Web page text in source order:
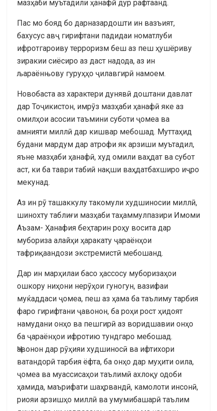
мазҳаби муътадили ҳанафӣ дур рафтаанд.
Пас мо бояд бо дарназардошти ин вазъият,
бахусус авҷ гирифтани падидаи номатлуби
ифротгароиву терроризм беш аз пеш ҳушёриву
зиракии сиёсиро аз даст надода, аз ин
љараёнњову гуруҳҳо ҷилавгирӣ намоем.
Новобаста аз характери дунявӣ доштани давлат
дар Тоҷикистон, имрӯз мазҳаби ҳанафӣ яке аз
омилҳои асосии таъмини суботи ҷомеа ва
амнияти миллӣ дар кишвар мебошад. Муттаҳид
будани мардум дар атрофи як арзиши муътадил,
яъне мазҳаби ҳанафӣ, худ омили ваҳдат ва субот
аст, ки ба таври табиӣ нақши ваҳдатбахширо иҷро
мекунад.
Аз ин рӯ ташаккулу такомули худшиносии миллӣ,
шинохту таблиғи мазҳаби таҳаммулпазири Имоми
Аъзам- Ҳанафия беҳтарин роҳу восита дар
мубориза алайҳи ҳаракату ҷараёнҳои
тафриқаандози экстремистӣ мебошанд.
Дар ин марҳилаи басо ҳассосу муборизаҳои
ошкору ниҳони нерӯҳои гуногун, вазифаи
муќаддаси ҷомеа, пеш аз ҳама ба таълиму тарбия
фаро гирифтани ҷавонон, ба роҳи рост ҳидоят
намудани онҳо ва пешгирӣ аз воридшавии онҳо
ба ҷараёнҳои ифротию тундгаро мебошад.
Ҷавонон дар рӯҳияи худшиносӣ ва ифтихори
ватандорӣ тарбия ёфта, ба онҳо дар муҳити оила,
ҷомеа ва муассисаҳои таълимӣ ахлоқу одоби
ҳамида, маърифати шаҳрвандӣ, камолоти инсонӣ,
риояи арзишҳо миллӣ ва умумибашарӣ таълим